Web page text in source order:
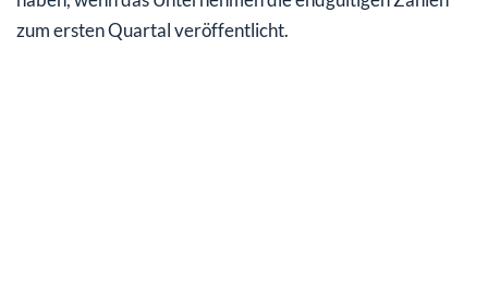
zum ersten Quartal veröffentlicht.